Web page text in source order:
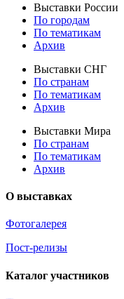
Выставки России
По городам
По тематикам
Архив
Выставки СНГ
По странам
По тематикам
Архив
Выставки Мира
По странам
По тематикам
Архив
О выставках
Фотогалерея
Пост-релизы
Каталог участников